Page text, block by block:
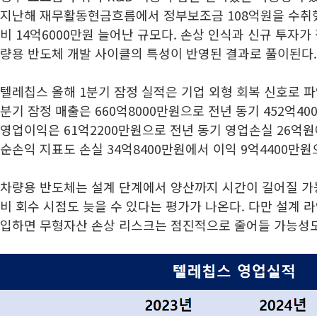
지난해 재무활동현금흐름에서 정부보조금 108억원을 수
비 14억6000만원 늘어난 규모다. 손상 인식과 신규 투자
량용 반도체 개발 사이클의 특성이 반영된 결과로 풀이된
텔레칩스 올해 1분기 잠정 실적은 기업 외형 회복 신호로
분기 잠정 매출은 660억8000만원으로 전년 동기 452억
영업이익은 61억2200만원으로 전년 동기 영업손실 26억
순손익 지표도 손실 34억8400만원에서 이익 9억4400만
차량용 반도체는 설계 단계에서 양산까지 시간이 길어질
비 회수 시점도 늦을 수 있다는 평가가 나온다. 다만 설계
입하면 무형자산 손상 리스크는 점진적으로 줄어들 가능성